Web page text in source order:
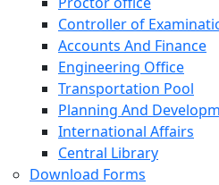
Controller of
Accounts And Finance
Engineering Office
Transportation Pool
Planning And
International Affairs
Central Library
Download Forms